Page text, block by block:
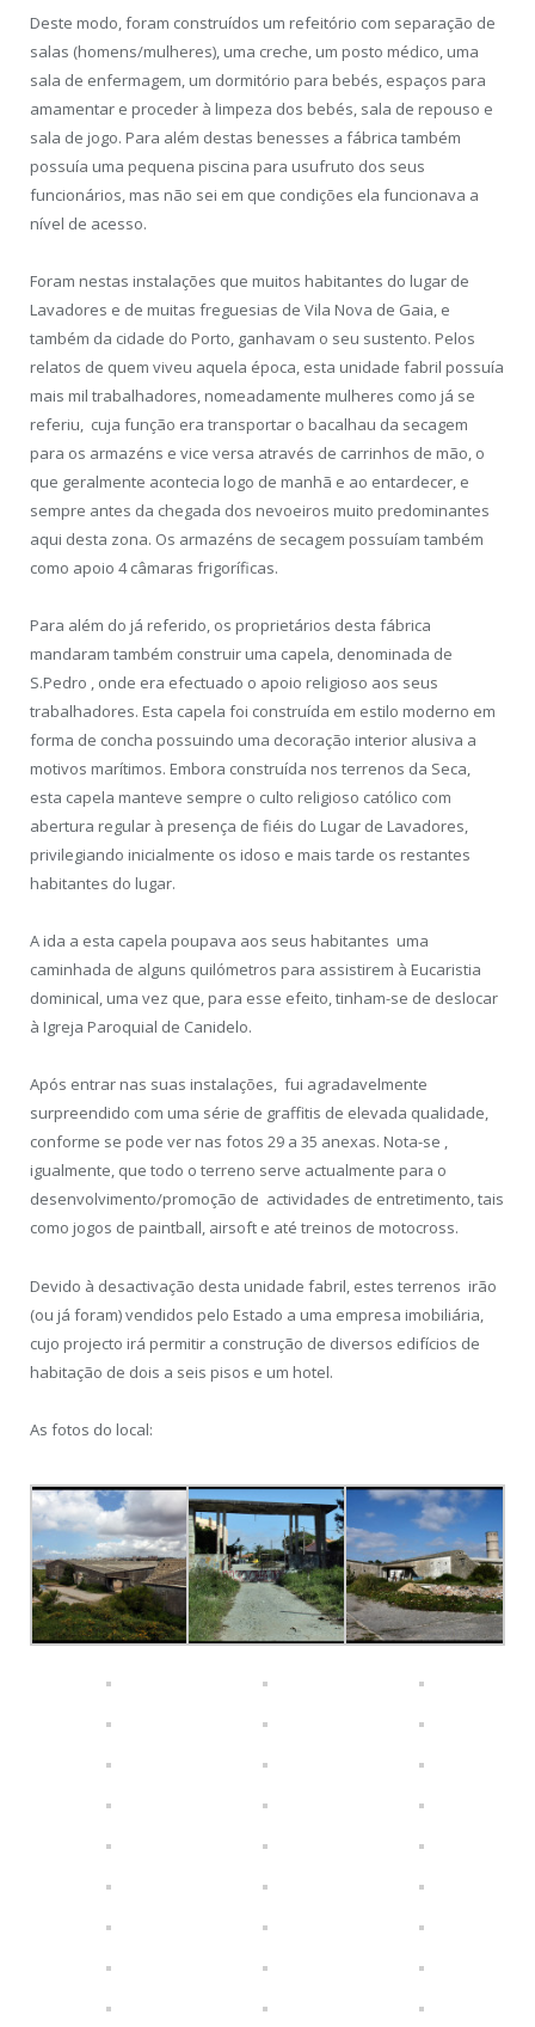
Deste modo, foram construídos um refeitório com separação de
salas (homens/mulheres), uma creche, um posto médico, uma
sala de enfermagem, um dormitório para bebés, espaços para
amamentar e proceder à limpeza dos bebés, sala de repouso e
sala de jogo. Para além destas benesses a fábrica também
possuía uma pequena piscina para usufruto dos seus
funcionários, mas não sei em que condições ela funcionava a
nível de acesso.
Foram nestas instalações que muitos habitantes do lugar de
Lavadores e de muitas freguesias de Vila Nova de Gaia, e
também da cidade do Porto, ganhavam o seu sustento. Pelos
relatos de quem viveu aquela época, esta unidade fabril possuía
mais mil trabalhadores, nomeadamente mulheres como já se
referiu, cuja função era transportar o bacalhau da secagem
para os armazéns e vice versa através de carrinhos de mão, o
que geralmente acontecia logo de manhã e ao entardecer, e
sempre antes da chegada dos nevoeiros muito predominantes
aqui desta zona. Os armazéns de secagem possuíam também
como apoio 4 câmaras frigoríficas.
Para além do já referido, os proprietários desta fábrica
mandaram também construir uma capela, denominada de
S.Pedro , onde era efectuado o apoio religioso aos seus
trabalhadores. Esta capela foi construída em estilo moderno em
forma de concha possuindo uma decoração interior alusiva a
motivos marítimos. Embora construída nos terrenos da Seca,
esta capela manteve sempre o culto religioso católico com
abertura regular à presença de fiéis do Lugar de Lavadores,
privilegiando inicialmente os idoso e mais tarde os restantes
habitantes do lugar.
A ida a esta capela poupava aos seus habitantes uma
caminhada de alguns quilómetros para assistirem à Eucaristia
dominical, uma vez que, para esse efeito, tinham-se de deslocar
à Igreja Paroquial de Canidelo.
Após entrar nas suas instalações, fui agradavelmente
surpreendido com uma série de graffitis de elevada qualidade,
conforme se pode ver nas fotos 29 a 35 anexas. Nota-se ,
igualmente, que todo o terreno serve actualmente para o
desenvolvimento/promoção de actividades de entretimento, tais
como jogos de paintball, airsoft e até treinos de motocross.
Devido à desactivação desta unidade fabril, estes terrenos irão
(ou já foram) vendidos pelo Estado a uma empresa imobiliária,
cujo projecto irá permitir a construção de diversos edifícios de
habitação de dois a seis pisos e um hotel.
As fotos do local: